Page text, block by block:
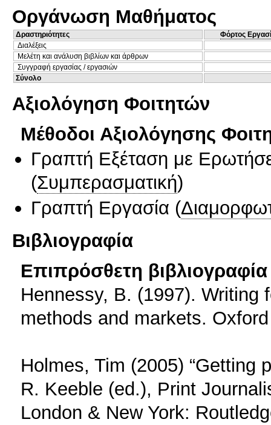
Οργάνωση Μαθήματος
Δραστηριότητες
Φόρτος
Διαλέξεις
Μελέτη και ανάλυση βιβλίων και άρθρων
Συγγραφή εργασίας / εργασιών
Σύνολο
Αξιολόγηση Φοιτητών
Μέθοδοι Αξιολόγησης
Γραπτή Εξέταση με
(Συμπερασματική)
Γραπτή Εργασία (
Βιβλιογραφία
Επιπρόσθετη βιβλιογραφία
Hennessy, B. (1997). Writing
methods and markets.
Holmes, Tim (2005) “Getting
R. Keeble (ed.), Print
London & New York: